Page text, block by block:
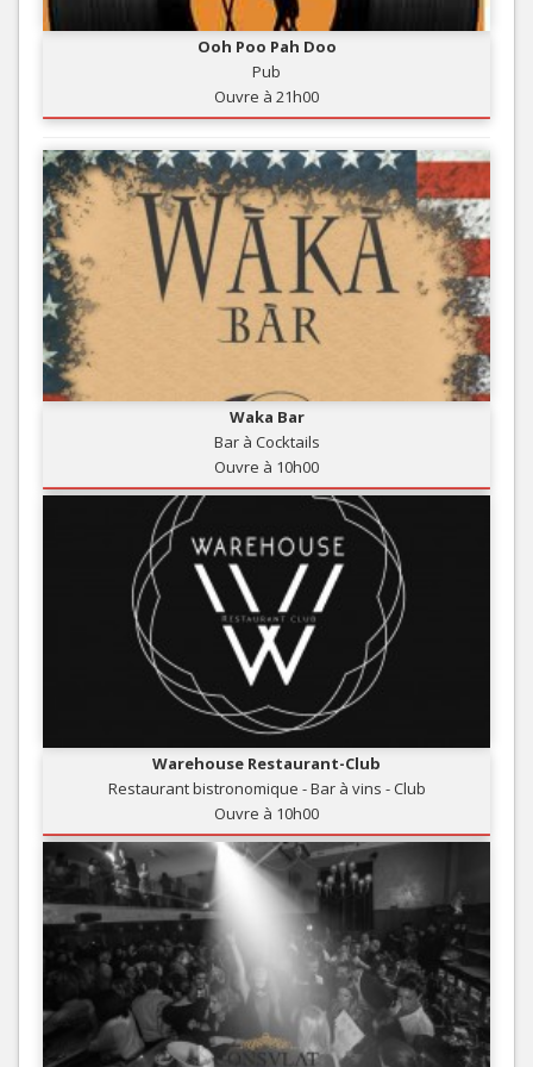
Ooh Poo Pah Doo
Pub
Ouvre à 21h00
Waka Bar
Bar à Cocktails
Ouvre à 10h00
Warehouse Restaurant-Club
Restaurant bistronomique - Bar à vins - Club
Ouvre à 10h00